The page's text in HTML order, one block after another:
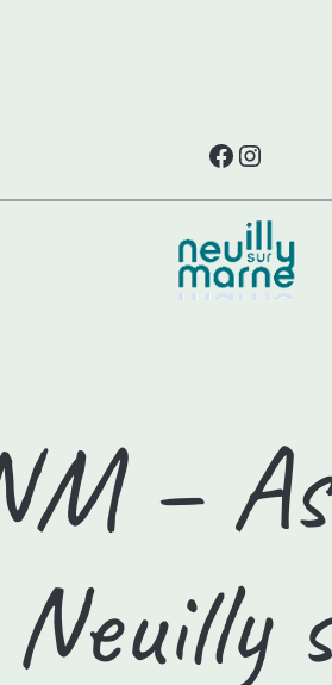
Facebook
–